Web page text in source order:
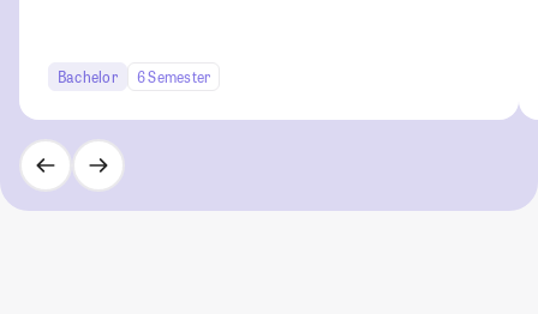
Bachelor 6 Semester